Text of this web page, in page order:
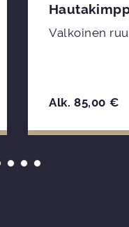
Valkoinen
Alk. 85,00 €